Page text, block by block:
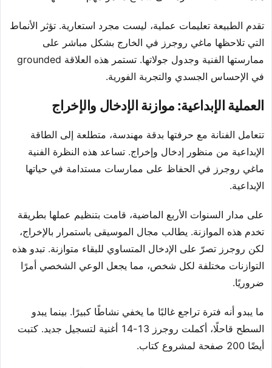
تقدم الطبيعة تعليمات عملية، ليست مجرد استعارية. تؤثر الأنماط
التي تلاحظها ماغي روجرز في الخارج بشكل مباشر على
ممارستها الفنية وجدول جولاتها. تستمر هذه العلاقة grounded
في الإحساس الجسدي والتجربة الفورية.
العملية الإبداعية: موازنة الإدخال والإخراج
تتعامل الفنانة مع حرفتها بدقة مهندسة، متطلعة إلى الطاقة
الإبداعية من منظور إدخال وإخراج. تساعد هذه النظرة الفنية
ماغي روجرز في الحفاظ على ممارسات مستدامة في حياتها
الإبداعية.
على مدار السنوات الأربع الماضية، قامت بتنظيم عملها بطريقة
تخدم هذه الموازنة. يطالب مجال الموسيقى باستمرار بالإخراج،
لكن روجرز تصرّ على الإدخال المتساوي للبقاء متوازنة. تبدو هذه
التوازنات مختلفة لكل شخص، مما يجعل الوعي الشخصي أمرًا
ضروريًا.
ما يبدو أنه فترة تراجع غالبًا ما يخفي نشاطًا كبيرًا. بينما يبدو
السطح قاحلًا، أكملت روجرز 13-14 أغنية لتسجيل جديد. كتبت
أيضًا 200 صفحة لمشروع كتاب.